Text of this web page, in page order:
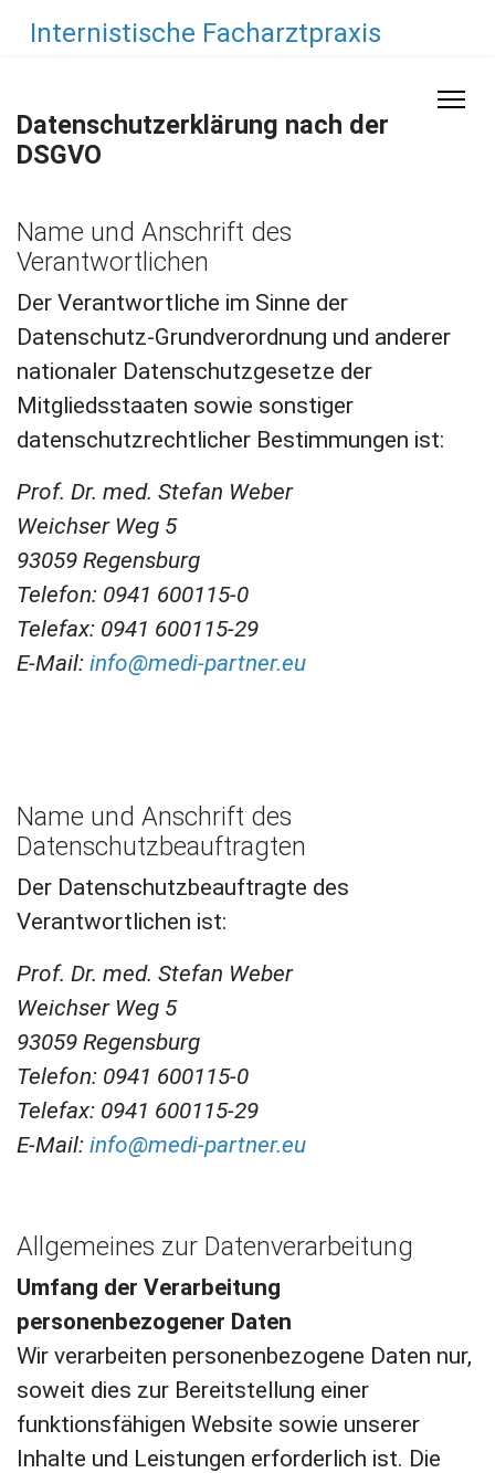
Internistische Facharztpraxis
Datenschutzerklärung nach der
DSGVO
Name und Anschrift des
Verantwortlichen
Der Verantwortliche im Sinne der
Datenschutz-Grundverordnung und anderer
nationaler Datenschutzgesetze der
Mitgliedsstaaten sowie sonstiger
datenschutzrechtlicher Bestimmungen ist:
Prof. Dr. med. Stefan Weber
Weichser Weg 5
93059 Regensburg
Telefon: 0941 600115-0
Telefax: 0941 600115-29
E-Mail: info@medi-partner.eu
Name und Anschrift des
Datenschutzbeauftragten
Der Datenschutzbeauftragte des
Verantwortlichen ist:
Prof. Dr. med. Stefan Weber
Weichser Weg 5
93059 Regensburg
Telefon: 0941 600115-0
Telefax: 0941 600115-29
E-Mail: info@medi-partner.eu
Allgemeines zur Datenverarbeitung
Umfang der Verarbeitung
personenbezogener Daten
Wir verarbeiten personenbezogene Daten nur,
soweit dies zur Bereitstellung einer
funktionsfähigen Website sowie unserer
Inhalte und Leistungen erforderlich ist. Die